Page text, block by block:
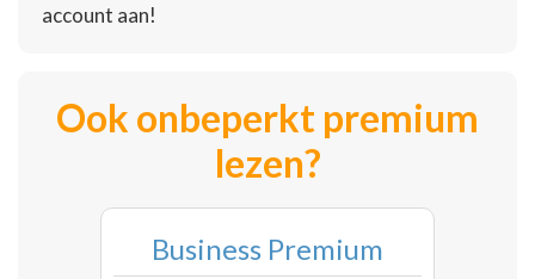
account aan!
Ook onbeperkt premium
lezen?
Business Premium